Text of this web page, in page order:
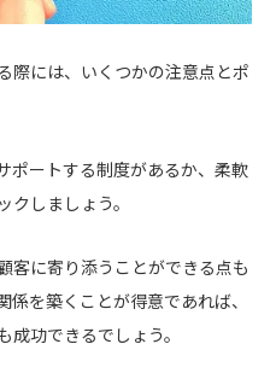
際には、いくつかの注意点とポ
ポートする制度があるか、柔軟
しましょう。
客に寄り添うことができる点も
を築くことが得意であれば、
功できるでしょう。